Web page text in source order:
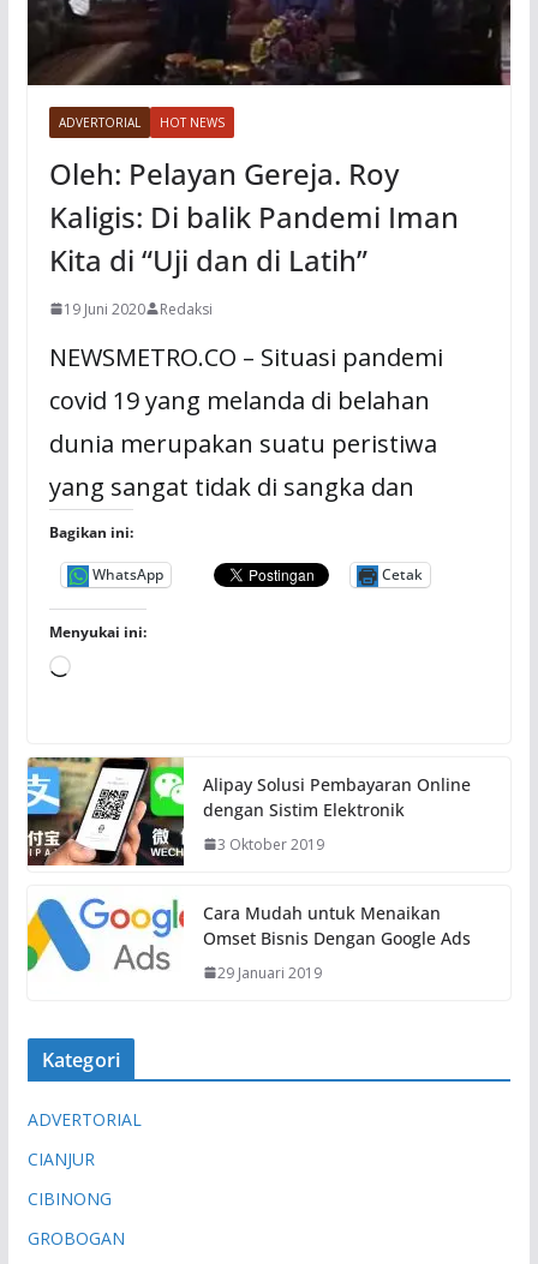
ADVERTORIAL HOT NEWS
Oleh: Pelayan Gereja. Roy
Kaligis: Di balik Pandemi Iman
Kita di “Uji dan di Latih”
19 Juni 2020 Redaksi
NEWSMETRO.CO – Situasi pandemi
covid 19 yang melanda di belahan
dunia merupakan suatu peristiwa
yang sangat tidak di sangka dan
Bagikan ini:
WhatsApp Cetak
Menyukai ini:
M
u
a
t
.
Alipay Solusi Pembayaran Online
dengan Sistim Elektronik
3 Oktober 2019
Cara Mudah untuk Menaikan
Omset Bisnis Dengan Google Ads
29 Januari 2019
Kategori
ADVERTORIAL
CIANJUR
CIBINONG
GROBOGAN